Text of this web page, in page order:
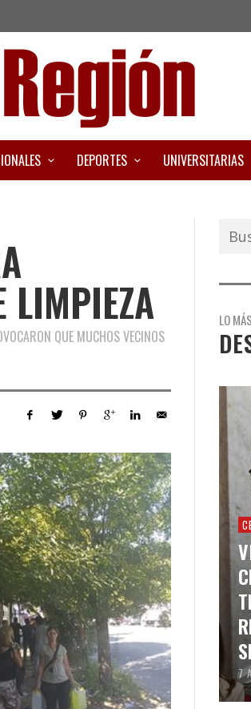
DEPORTES UNIVERSITARIAS
LIMPIEZA
QUE MUCHOS VECINOS
LO
7